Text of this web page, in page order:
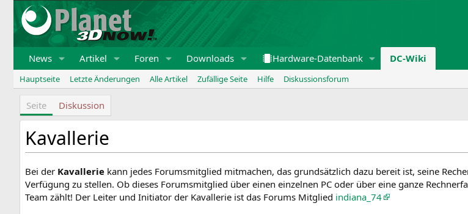
Zum
Inhalt
springen
News Artikel Foren Downloads Hardware-Datenbank DC-Wiki
Hauptseite Letzte Änderungen Alle Artikel Zufällige Seite Hilfe Diskussionsforum
Seite Diskussion
Kavallerie
Z
u
r
Z
u
r
Bei der Kavallerie kann jedes Forumsmitglied mitmachen, das grundsätzlich dazu bereit ist, seine
Verfügung zu stellen. Ob dieses Forumsmitglied über einen einzelnen PC oder über eine ganze
Team zählt! Der Leiter und Initiator der Kavallerie ist das Forums Mitglied indiana_74